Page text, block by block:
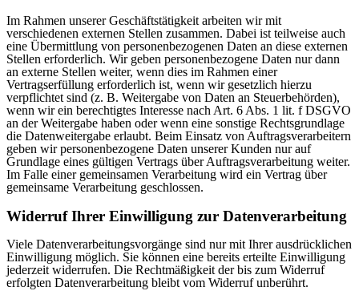
Im Rahmen unserer Geschäftstätigkeit arbeiten wir mit
verschiedenen externen Stellen zusammen. Dabei ist teilweise auch
eine Übermittlung von personenbezogenen Daten an diese externen
Stellen erforderlich. Wir geben personenbezogene Daten nur dann
an externe Stellen weiter, wenn dies im Rahmen einer
Vertragserfüllung erforderlich ist, wenn wir gesetzlich hierzu
verpflichtet sind (z. B. Weitergabe von Daten an Steuerbehörden),
wenn wir ein berechtigtes Interesse nach Art. 6 Abs. 1 lit. f DSGVO
an der Weitergabe haben oder wenn eine sonstige Rechtsgrundlage
die Datenweitergabe erlaubt. Beim Einsatz von Auftragsverarbeitern
geben wir personenbezogene Daten unserer Kunden nur auf
Grundlage eines gültigen Vertrags über Auftragsverarbeitung weiter.
Im Falle einer gemeinsamen Verarbeitung wird ein Vertrag über
gemeinsame Verarbeitung geschlossen.
Widerruf Ihrer Einwilligung zur Datenverarbeitung
Viele Datenverarbeitungsvorgänge sind nur mit Ihrer ausdrücklichen
Einwilligung möglich. Sie können eine bereits erteilte Einwilligung
jederzeit widerrufen. Die Rechtmäßigkeit der bis zum Widerruf
erfolgten Datenverarbeitung bleibt vom Widerruf unberührt.